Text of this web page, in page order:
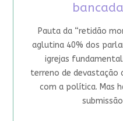
Pauta da “retidão
aglutina 40% dos
igrejas
terreno de devastação
com a política. Mas